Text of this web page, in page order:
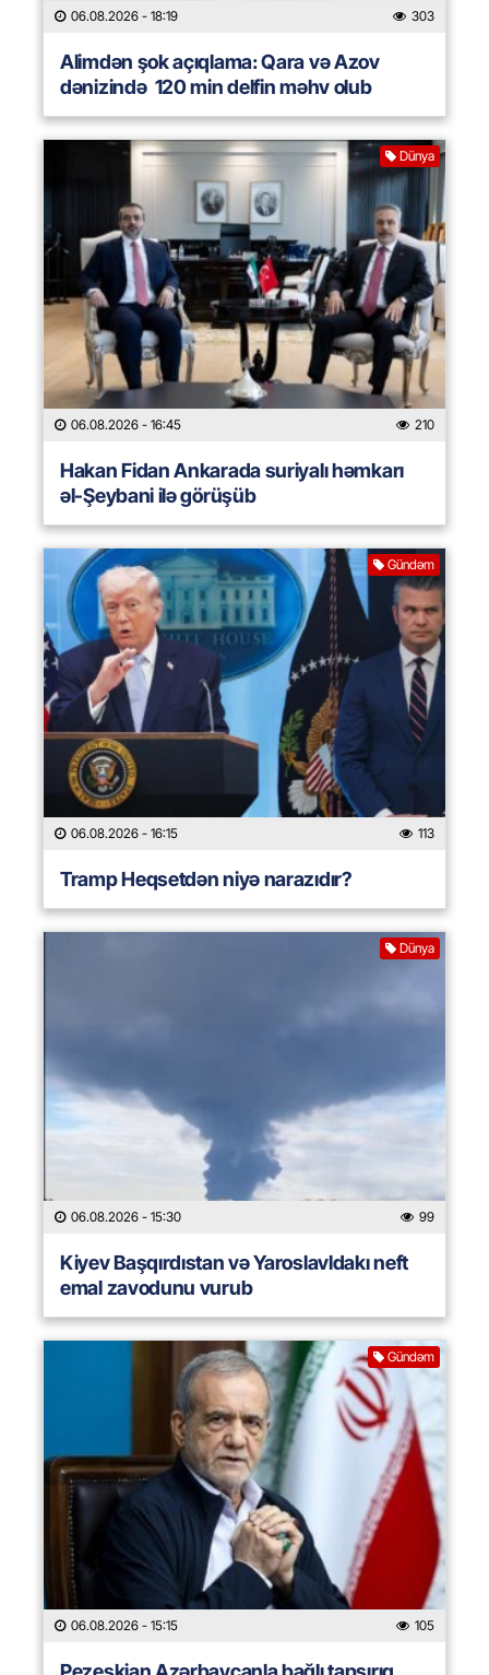
06.08.2026 - 18:19 303
Alimdən şok açıqlama: Qara və Azov
dənizində 120 min delfin məhv olub
Dünya
06.08.2026 - 16:45 210
Hakan Fidan Ankarada suriyalı həmkarı
əl-Şeybani ilə görüşüb
Gündəm
06.08.2026 - 16:15 113
Tramp Heqsetdən niyə narazıdır?
Dünya
06.08.2026 - 15:30 99
Kiyev Başqırdıstan və Yaroslavldakı neft
emal zavodunu vurub
Gündəm
06.08.2026 - 15:15 105